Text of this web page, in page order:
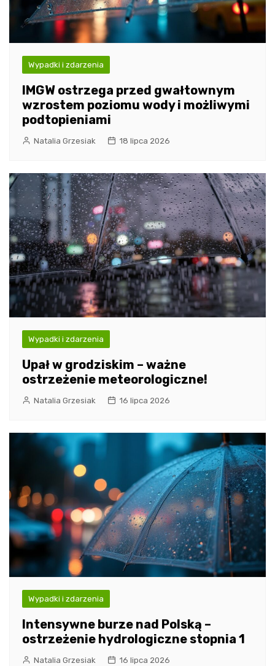
Wypadki i zdarzenia
IMGW ostrzega przed gwałtownym
wzrostem poziomu wody i możliwymi
podtopieniami
Natalia Grzesiak 18 lipca 2026
Wypadki i zdarzenia
Upał w grodziskim – ważne
ostrzeżenie meteorologiczne!
Natalia Grzesiak 16 lipca 2026
Wypadki i zdarzenia
Intensywne burze nad Polską –
ostrzeżenie hydrologiczne stopnia 1
Natalia Grzesiak 16 lipca 2026